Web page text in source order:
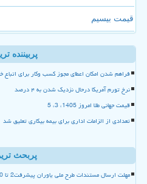
قیمت بیسیم
پربیننده
فراهم شدن امکان اعطای مجوز کسب وکار برای اتباع
نرخ تورم آمریکا درحال نزدیک شدن به ۴ درصد
قیمت جهانی طلا امروز 1405، 3، 5
تعدادی از الزامات اداری برای بیمه بیکاری تعلیق شد
پربحث
مهلت ارسال مستندات طرح ملی یاوران پیشرفت2 تا 20 مرداد تمدید گردید